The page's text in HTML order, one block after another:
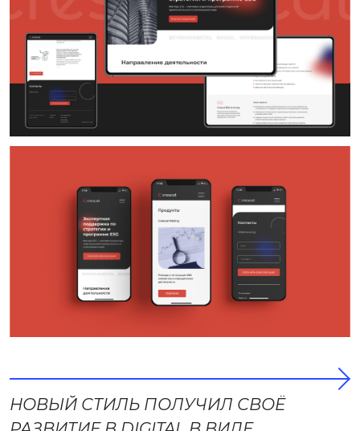
НОВЫЙ СТИЛЬ ПОЛУЧИЛ СВОЁ
HELLO@ILARTECH.COM